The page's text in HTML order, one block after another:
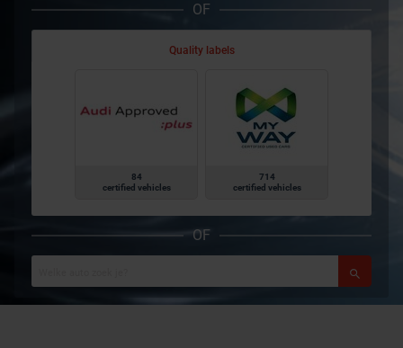
OF
Quality labels
84
certified vehicles
714
certified vehicles
OF